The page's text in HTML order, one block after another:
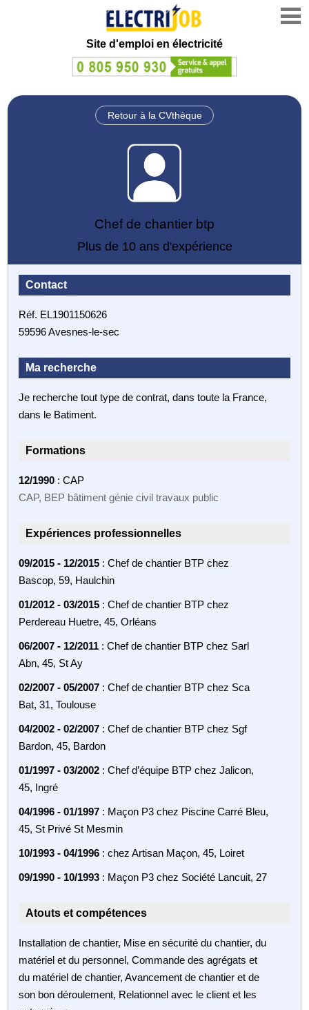
Site d'emploi en électricité
Retour à la CVthèque
Chef de chantier btp
Plus de 10 ans d'expérience
Contact
Réf. EL1901150626
59596 Avesnes-le-sec
Ma recherche
Je recherche tout type de contrat, dans toute la France,
dans le Batiment.
Formations
12/1990 : CAP
CAP, BEP bâtiment génie civil travaux public
Expériences professionnelles
09/2015 - 12/2015 : Chef de chantier BTP chez
Bascop, 59, Haulchin
01/2012 - 03/2015 : Chef de chantier BTP chez
Perdereau Huetre, 45, Orléans
06/2007 - 12/2011 : Chef de chantier BTP chez Sarl
Abn, 45, St Ay
02/2007 - 05/2007 : Chef de chantier BTP chez Sca
Bat, 31, Toulouse
04/2002 - 02/2007 : Chef de chantier BTP chez Sgf
Bardon, 45, Bardon
01/1997 - 03/2002 : Chef d’équipe BTP chez Jalicon,
45, Ingré
04/1996 - 01/1997 : Maçon P3 chez Piscine Carré Bleu,
45, St Privé St Mesmin
10/1993 - 04/1996 : chez Artisan Maçon, 45, Loiret
09/1990 - 10/1993 : Maçon P3 chez Société Lancuit, 27
Atouts et compétences
Installation de chantier, Mise en sécurité du chantier, du
matériel et du personnel, Commande des agrégats et
du matériel de chantier, Avancement de chantier et de
son bon déroulement, Relationnel avec le client et les